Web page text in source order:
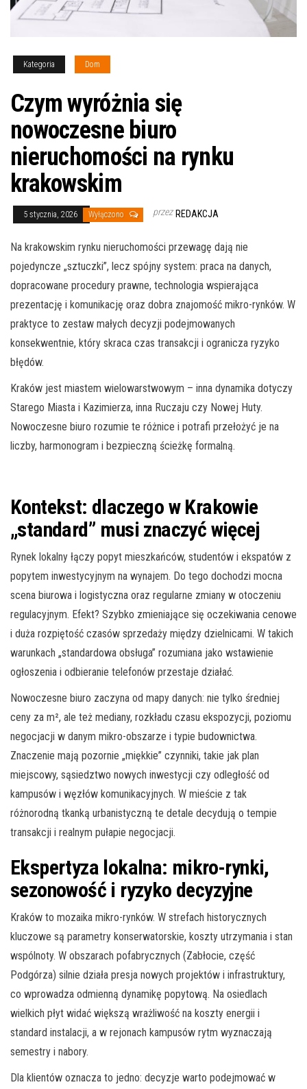
Kategoria Dom
Czym wyróżnia się
nowoczesne biuro
nieruchomości na rynku
krakowskim
5 stycznia, 2026 Wyłączono przez REDAKCJA
Na krakowskim rynku nieruchomości przewagę dają nie
pojedyncze „sztuczki”, lecz spójny system: praca na danych,
dopracowane procedury prawne, technologia wspierająca
prezentację i komunikację oraz dobra znajomość mikro-rynków. W
praktyce to zestaw małych decyzji podejmowanych
konsekwentnie, który skraca czas transakcji i ogranicza ryzyko
błędów.
Kraków jest miastem wielowarstwowym – inna dynamika dotyczy
Starego Miasta i Kazimierza, inna Ruczaju czy Nowej Huty.
Nowoczesne biuro rozumie te różnice i potrafi przełożyć je na
liczby, harmonogram i bezpieczną ścieżkę formalną.
Kontekst: dlaczego w Krakowie
„standard” musi znaczyć więcej
Rynek lokalny łączy popyt mieszkańców, studentów i ekspatów z
popytem inwestycyjnym na wynajem. Do tego dochodzi mocna
scena biurowa i logistyczna oraz regularne zmiany w otoczeniu
regulacyjnym. Efekt? Szybko zmieniające się oczekiwania cenowe
i duża rozpiętość czasów sprzedaży między dzielnicami. W takich
warunkach „standardowa obsługa” rozumiana jako wstawienie
ogłoszenia i odbieranie telefonów przestaje działać.
Nowoczesne biuro zaczyna od mapy danych: nie tylko średniej
ceny za m², ale też mediany, rozkładu czasu ekspozycji, poziomu
negocjacji w danym mikro-obszarze i typie budownictwa.
Znaczenie mają pozornie „miękkie” czynniki, takie jak plan
miejscowy, sąsiedztwo nowych inwestycji czy odległość od
kampusów i węzłów komunikacyjnych. W mieście z tak
różnorodną tkanką urbanistyczną te detale decydują o tempie
transakcji i realnym pułapie negocjacji.
Ekspertyza lokalna: mikro-rynki,
sezonowość i ryzyko decyzyjne
Kraków to mozaika mikro-rynków. W strefach historycznych
kluczowe są parametry konserwatorskie, koszty utrzymania i stan
wspólnoty. W obszarach pofabrycznych (Zabłocie, część
Podgórza) silnie działa presja nowych projektów i infrastruktury,
co wprowadza odmienną dynamikę popytową. Na osiedlach
wielkich płyt widać większą wrażliwość na koszty energii i
standard instalacji, a w rejonach kampusów rytm wyznaczają
semestry i nabory.
Dla klientów oznacza to jedno: decyzje warto podejmować w